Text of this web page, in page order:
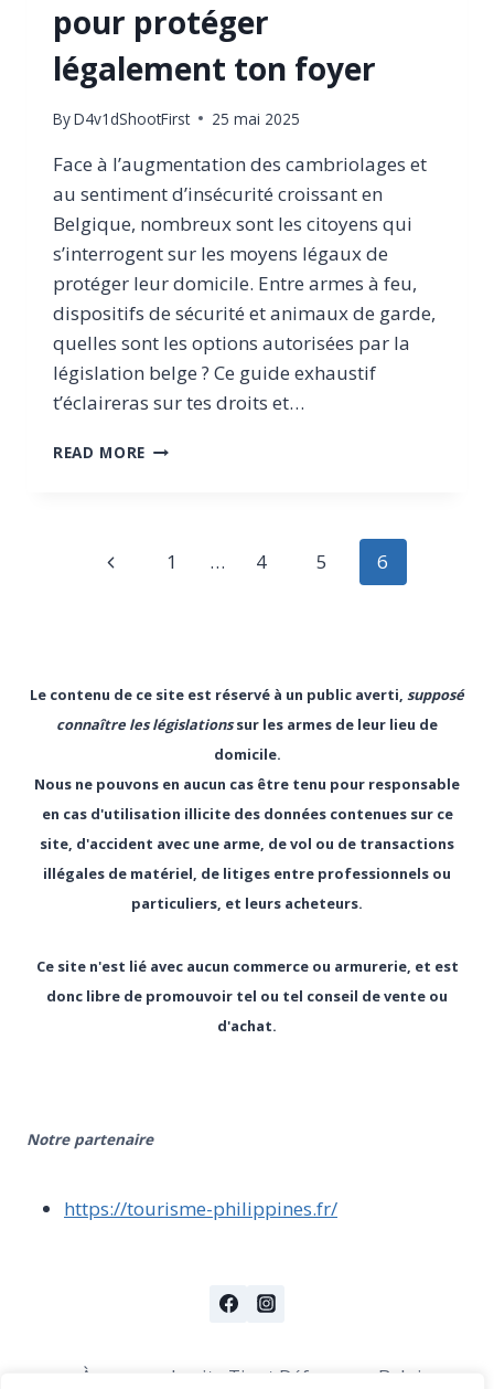
pour protéger
légalement ton foyer
ByD4v1dShootFirst 25 mai 2025
Face à l’augmentation des cambriolages et
au sentiment d’insécurité croissant en
Belgique, nombreux sont les citoyens qui
s’interrogent sur les moyens légaux de
protéger leur domicile. Entre armes à feu,
dispositifs de sécurité et animaux de garde,
quelles sont les options autorisées par la
législation belge ? Ce guide exhaustif
t’éclaireras sur tes droits et…
READ MORE DÉFENSE
TON
FOYER
Previous
1 … 4 5 6
Le contenu de ce site est réservé à un public averti, supposé
connaître les législationssur les armes de leur lieu de
domicile.
Nous ne pouvons en aucun cas être tenu pour responsable
en cas d'utilisation illicite des données contenues sur ce
site, d'accident avec une arme, de vol ou de transactions
illégales de matériel, de litiges entre professionnels ou
particuliers, et leurs acheteurs.
Ce site n'est lié avec aucun commerce ou armurerie, et est
donc libre de promouvoir tel ou tel conseil de vente ou
d'achat.
Notre partenaire
https://tourisme-philippines.fr/
À propos du site Tir et Défense en Belgique